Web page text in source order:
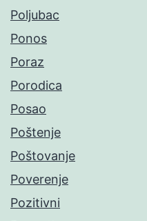
Poljubac
Ponos
Poraz
Porodica
Posao
Poštenje
Poštovanje
Poverenje
Pozitivni